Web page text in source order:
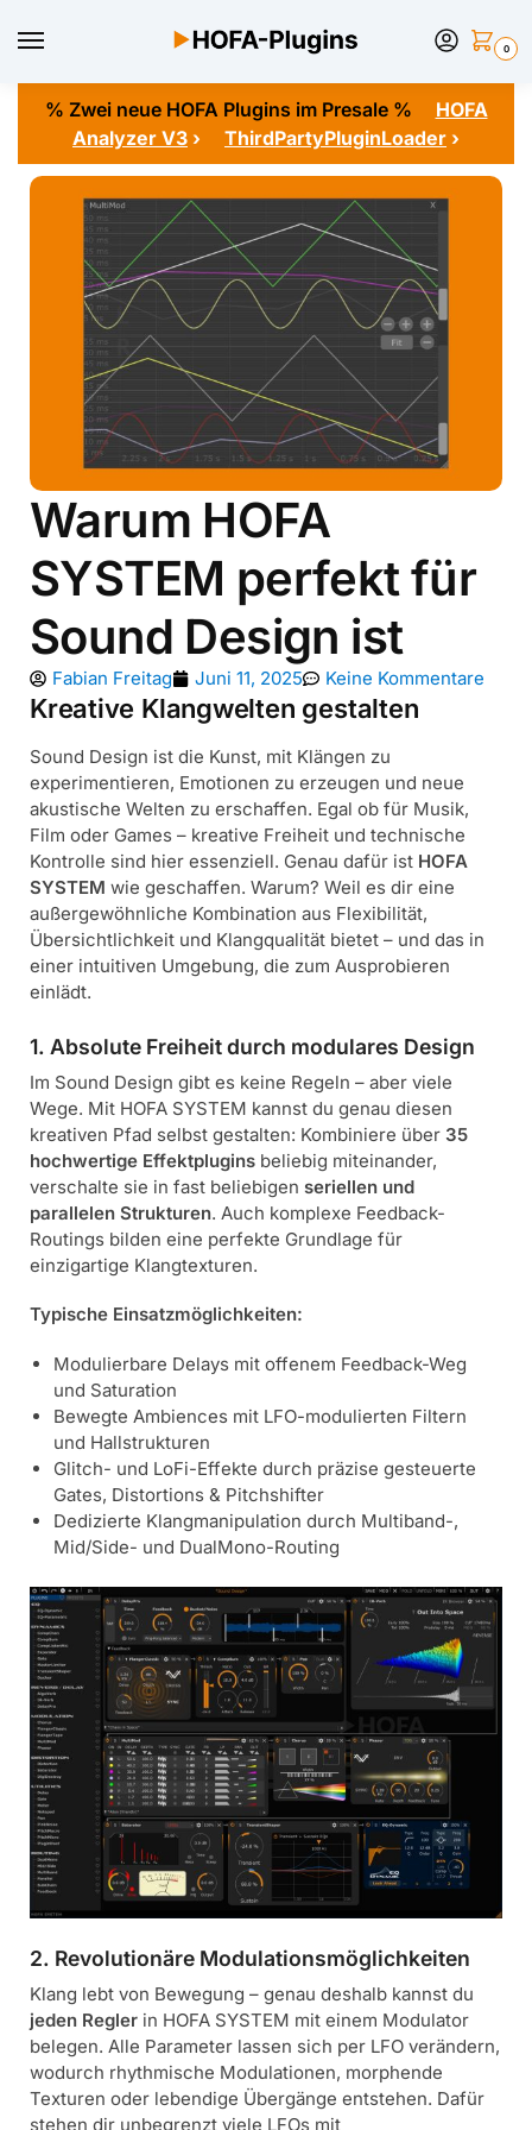
0
% Zwei neue HOFA Plugins im Presale %
HOFA
Analyzer V3 › ThirdPartyPluginLoader ›
Warum HOFA
SYSTEM perfekt für
Sound Design ist
Fabian Freitag Juni 11, 2025 Keine Kommentare
Kreative Klangwelten gestalten
Sound Design ist die Kunst, mit Klängen zu
experimentieren, Emotionen zu erzeugen und neue
akustische Welten zu erschaffen. Egal ob für Musik,
Film oder Games – kreative Freiheit und technische
Kontrolle sind hier essenziell. Genau dafür ist HOFA
SYSTEM wie geschaffen. Warum? Weil es dir eine
außergewöhnliche Kombination aus Flexibilität,
Übersichtlichkeit und Klangqualität bietet – und das in
einer intuitiven Umgebung, die zum Ausprobieren
einlädt.
1. Absolute Freiheit durch modulares Design
Im Sound Design gibt es keine Regeln – aber viele
Wege. Mit HOFA SYSTEM kannst du genau diesen
kreativen Pfad selbst gestalten: Kombiniere über 35
hochwertige Effektplugins beliebig miteinander,
verschalte sie in fast beliebigen seriellen und
parallelen Strukturen. Auch komplexe Feedback-
Routings bilden eine perfekte Grundlage für
einzigartige Klangtexturen.
Typische Einsatzmöglichkeiten:
Modulierbare Delays mit offenem Feedback-Weg
und Saturation
Bewegte Ambiences mit LFO-modulierten Filtern
und Hallstrukturen
Glitch- und LoFi-Effekte durch präzise gesteuerte
Gates, Distortions & Pitchshifter
Dedizierte Klangmanipulation durch Multiband-,
Mid/Side- und DualMono-Routing
2. Revolutionäre Modulationsmöglichkeiten
Klang lebt von Bewegung – genau deshalb kannst du
jeden Regler in HOFA SYSTEM mit einem Modulator
belegen. Alle Parameter lassen sich per LFO verändern,
wodurch rhythmische Modulationen, morphende
Texturen oder lebendige Übergänge entstehen. Dafür
stehen dir unbegrenzt viele LFOs mit